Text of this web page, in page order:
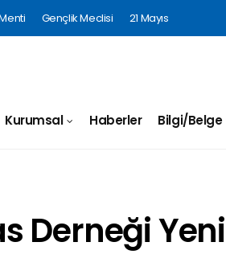
Gençlik Meclisi 21 Mayıs
Kurumsal Haberler Bilgi/Belge
Derneği